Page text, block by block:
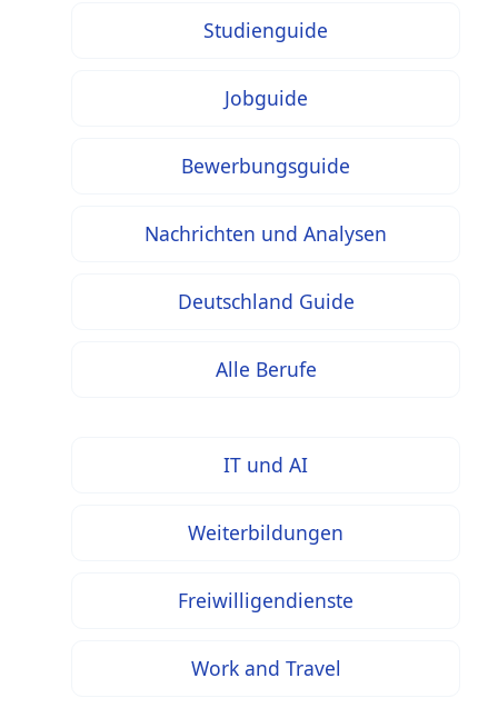
Studienguide
Jobguide
Bewerbungsguide
Nachrichten und Analysen
Deutschland Guide
Alle Berufe
IT und AI
Weiterbildungen
Freiwilligendienste
Work and Travel